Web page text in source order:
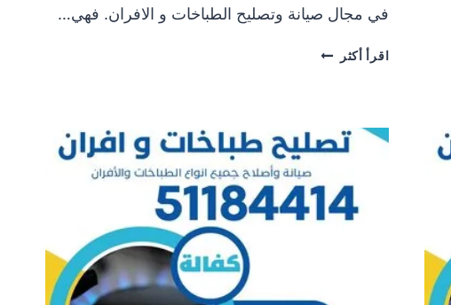
في مجال صيانة وتصليح الطباخات و الافران. فهي…
اقرأ أكثر
فني